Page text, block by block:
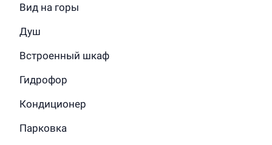
Вид на горы
Душ
Встроенный шкаф
Гидрофор
Кондиционер
Парковка